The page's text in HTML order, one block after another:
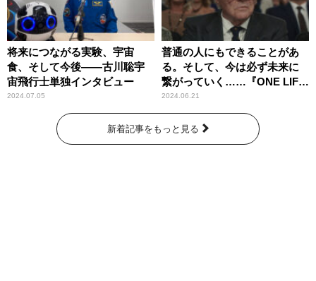
将来につながる実験、宇宙
食、そして今後――古川聡宇
宙飛行士単独インタビュー
2024.07.05
普通の人にもできることがあ
る。そして、今は必ず未来に
繋がっていく……『ONE LIFE
奇跡が繋いだ6000の命』
2024.06.21
新着記事をもっと見る